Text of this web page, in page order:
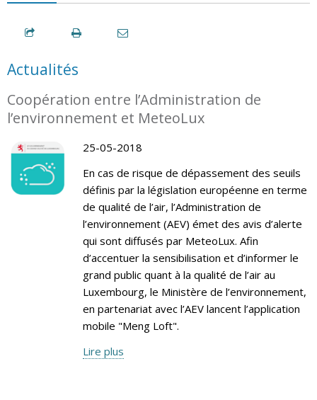
Actualités
Coopération entre l’Administration de
l’environnement et MeteoLux
25-05-2018
En cas de risque de dépassement des seuils
définis par la législation européenne en terme
de qualité de l’air, l’Administration de
l’environnement (AEV) émet des avis d’alerte
qui sont diffusés par MeteoLux. Afin
d’accentuer la sensibilisation et d’informer le
grand public quant à la qualité de l’air au
Luxembourg, le Ministère de l’environnement,
en partenariat avec l’AEV lancent l’application
mobile "Meng Loft".
Lire plus